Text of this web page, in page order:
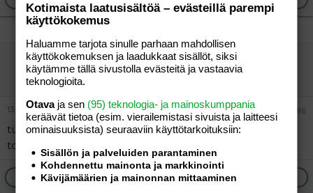
muuhahainen
Aktiivinen jäsen
13.12.2007 #6
tuu porrii ni laitetaa sut pärekorrii ja veretää pitki pori
torrii..
Ilmoita asiaton viesti
Kotimaista laatusisältöä – evästeillä parempi
käyttökokemus
Haluamme tarjota sinulle parhaan mahdollisen
käyttökokemuksen ja laadukkaat sisällöt, siksi
käytämme tällä sivustolla evästeitä ja vastaavia
teknologioita.
Otavaja sen (95) teknologia- ja mainoskumppania
keräävät tietoa (esim. vierailemis­tasi sivuista ja laitteesi
ominaisuuk­sista) seuraaviin käyttötarkoituksiin:
Sisällön ja palveluiden parantaminen
Kohdennettu mainonta ja markkinointi
Kävijämäärien ja mainonnan mittaaminen